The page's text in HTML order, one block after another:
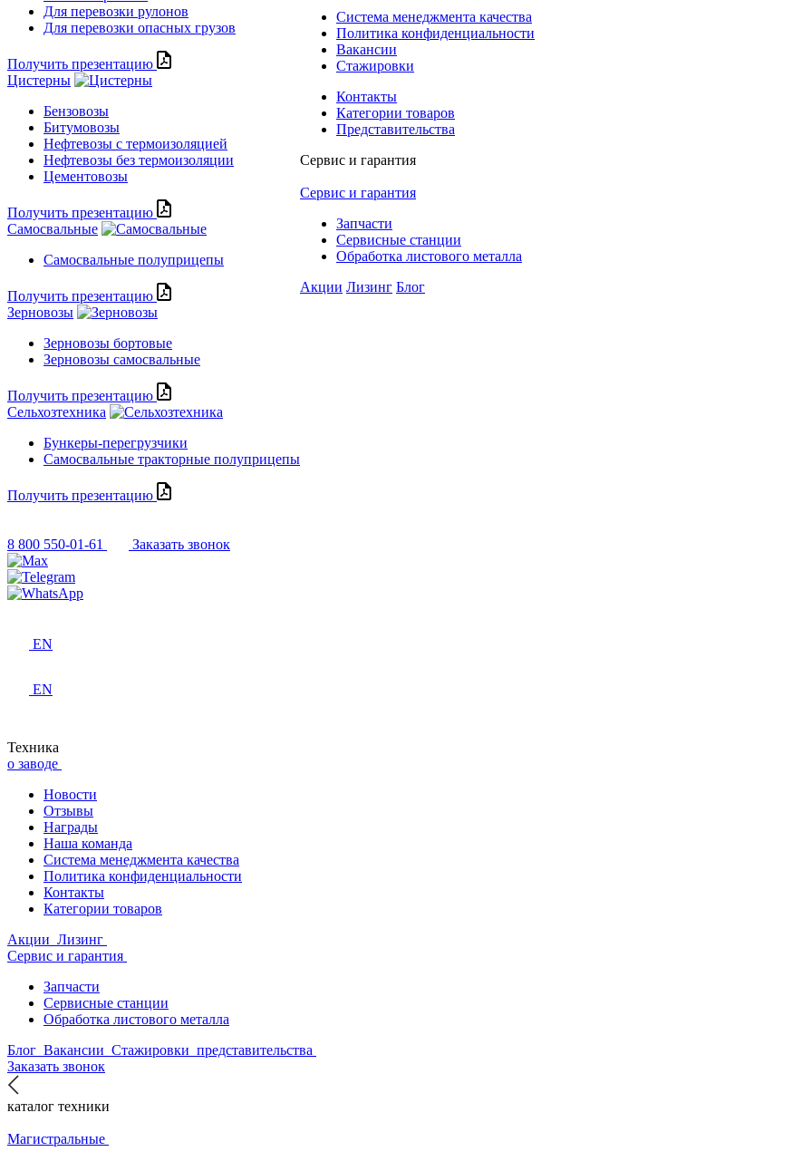
Для перевозки рулонов
Для перевозки опасных грузов
Получить презентацию
Цистерны
Бензовозы
Битумовозы
Нефтевозы с термоизоляцией
Нефтевозы без термоизоляции
Цементовозы
Получить презентацию
Самосвальные
Самосвальные полуприцепы
Получить презентацию
Зерновозы
Зерновозы бортовые
Зерновозы самосвальные
Получить презентацию
Сельхозтехника
Бункеры-перегрузчики
Самосвальные тракторные полуприцепы
Получить презентацию
Система менеджмента качества
Политика конфиденциальности
Вакансии
Стажировки
Контакты
Категории товаров
Представительства
Сервис и гарантия
Сервис и гарантия
Запчасти
Сервисные станции
Обработка листового металла
Акции Лизинг Блог
8 800 550-01-61 Заказать звонок
EN
EN
Техника
о заводе
Новости
Отзывы
Награды
Наша команда
Система менеджмента качества
Политика конфиденциальности
Контакты
Категории товаров
Акции Лизинг
Сервис и гарантия
Запчасти
Сервисные станции
Обработка листового металла
Блог Вакансии Стажировки представительства
Заказать звонок
каталог техники
Магистральные